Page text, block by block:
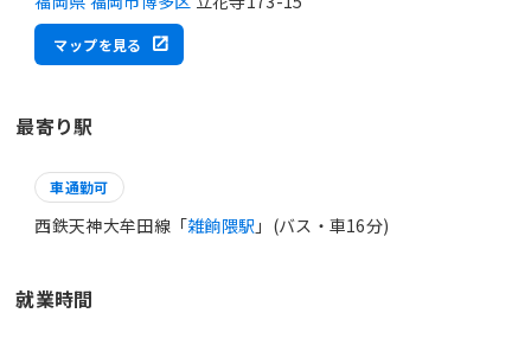
マップを見る
最寄り駅
車通勤可
西鉄天神大牟田線「雑餉隈駅 」(バス・車16分)
就業時間